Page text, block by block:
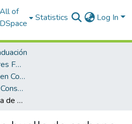
All of
DSpace
Statistics Log In
Biblioteca José Figueres Ferrer
Escuela de Ingeniería en Construcción
Maestría en Diseño y Construcción Sostenible
Estimación de la huella de carbono de tres especies forestales utilizadas en Costa Rica, mediante un enfoque de análisis de ciclo de vida